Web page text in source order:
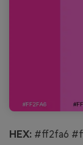
HEX: #ff2fa6